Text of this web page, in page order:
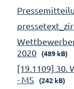
2020
(489 kB)
[19.1109] 30.
- MS
(242 kB)